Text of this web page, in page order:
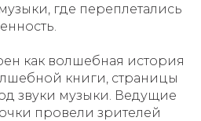
где переплетались
как волшебная история
книги, страницы
звуки музыки. Ведущие
провели зрителей